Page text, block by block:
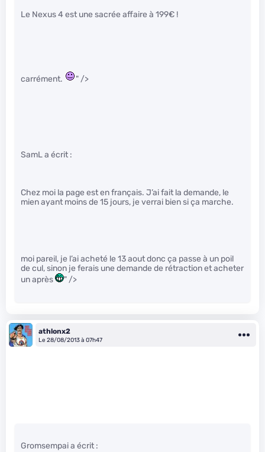
Le Nexus 4 est une sacrée affaire à 199€ !
carrément. " />
SamL a écrit :
Chez moi la page est en français. J’ai fait la demande, le
mien ayant moins de 15 jours, je verrai bien si ça marche.
moi pareil, je l’ai acheté le 13 aout donc ça passe à un poil
de cul, sinon je ferais une demande de rétraction et acheter
un après
" />
athlonx2
Le 28/08/2013 à 07h47
Gromsempai a écrit :